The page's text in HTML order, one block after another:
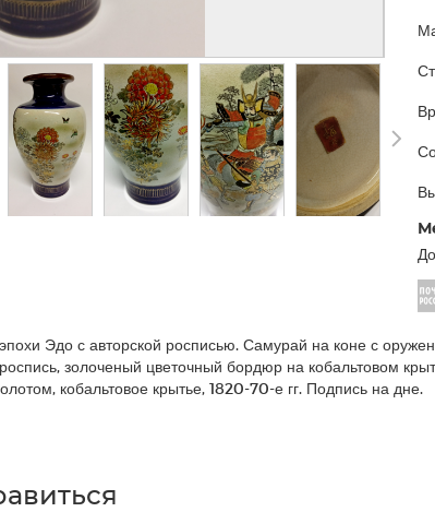
Эдо с авторской росписью. Самурай на коне с
золоченый цветочный бордюр на кобальтовом
кобальтовое крытье, 1820-70-е гг. Подпись на дне.